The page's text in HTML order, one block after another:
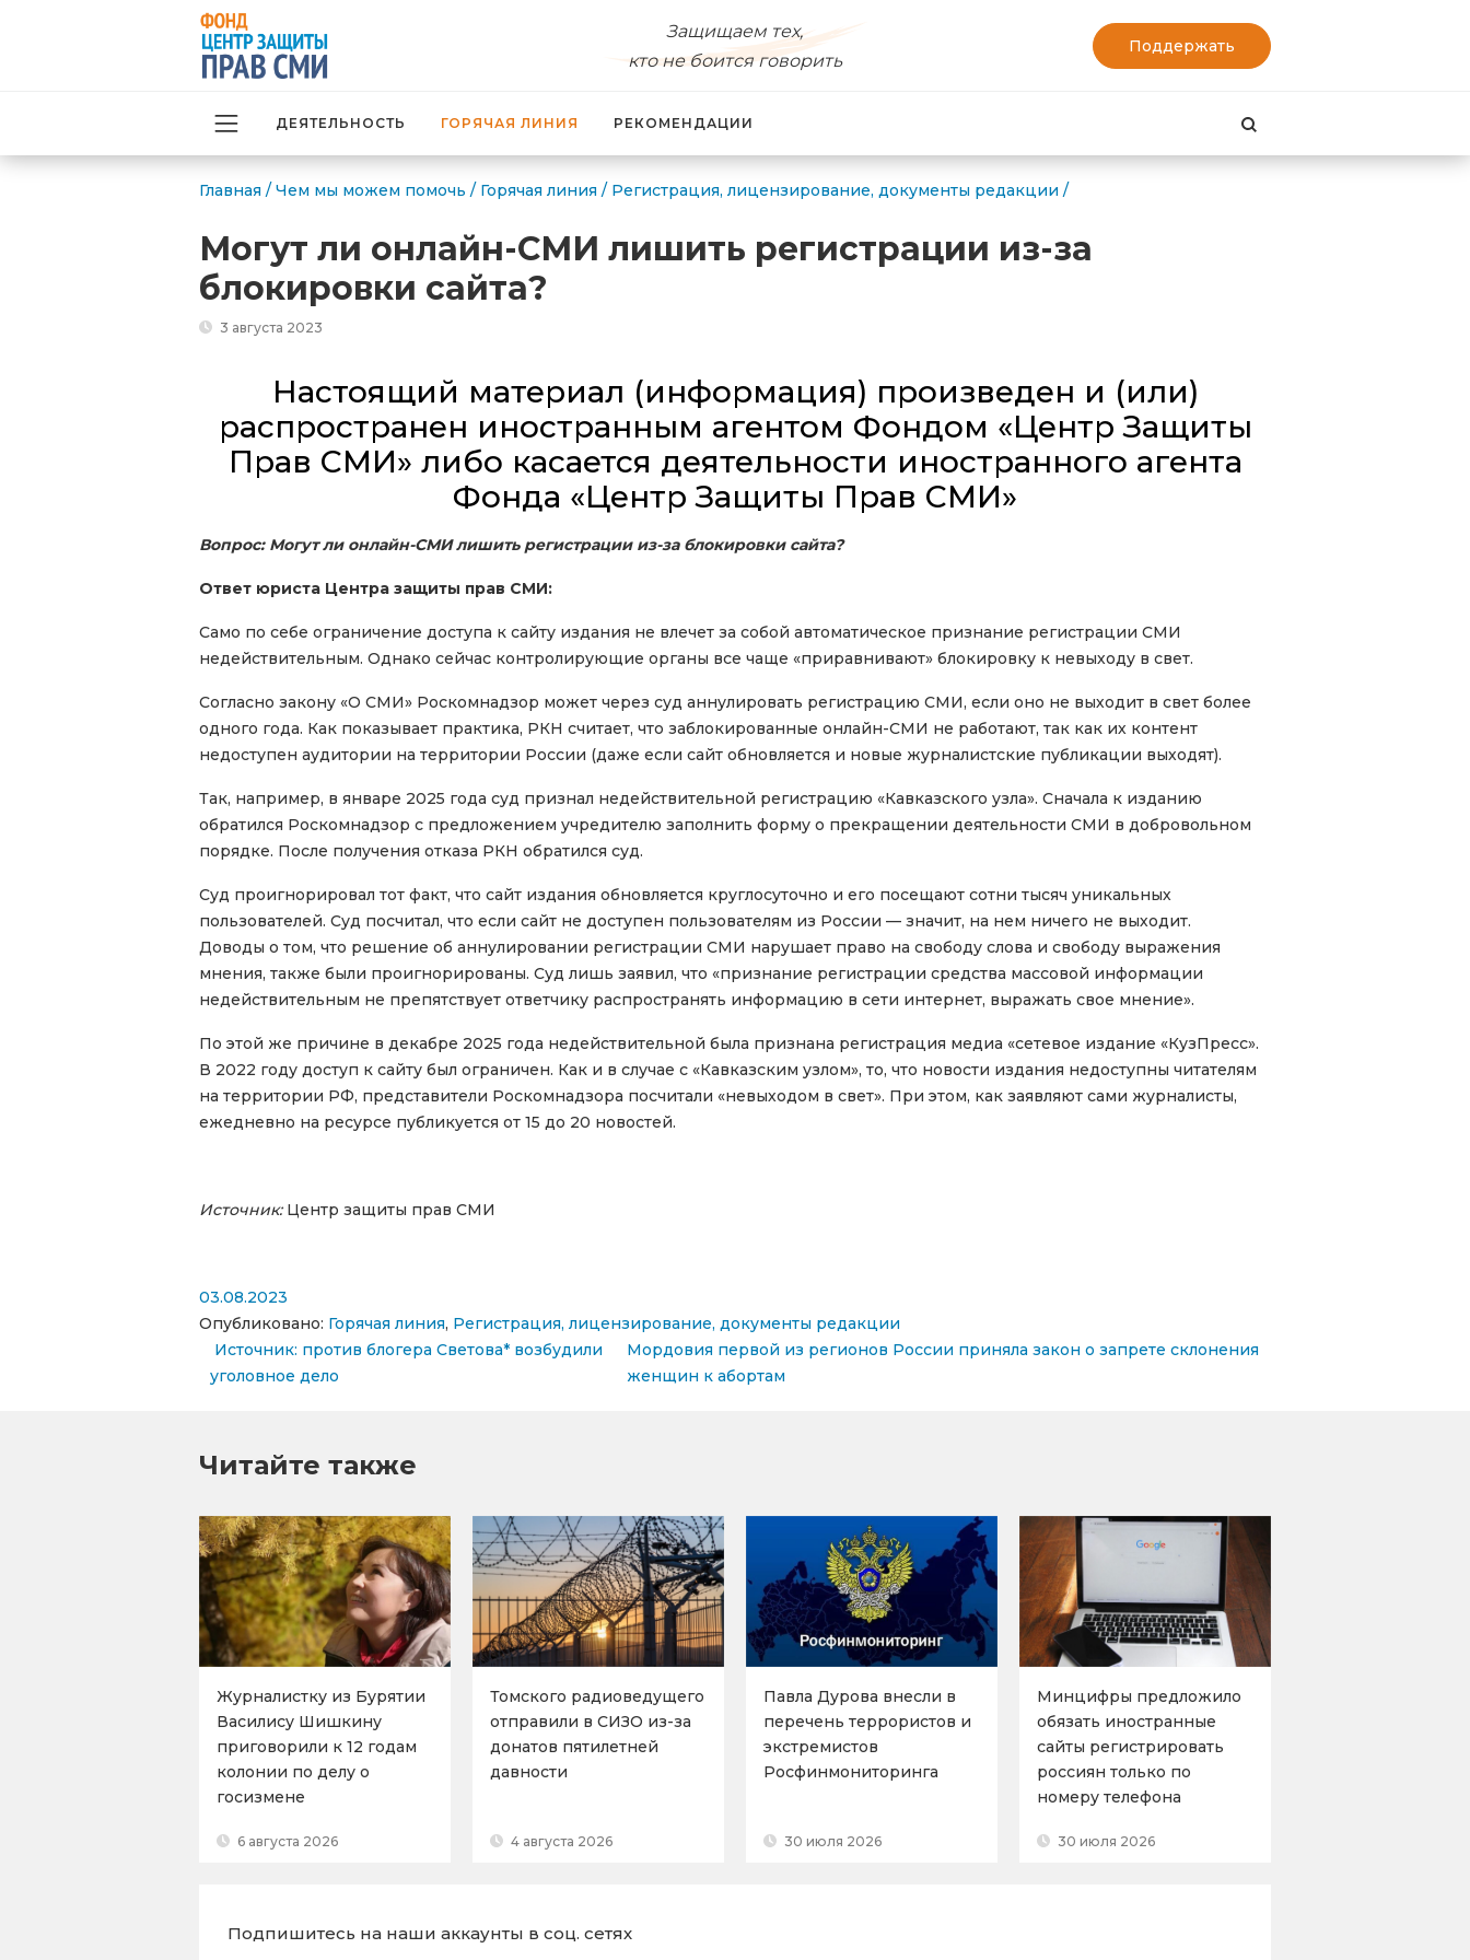
Защищаем тех,
кто не боится говорить
Поддержать
ДЕЯТЕЛЬНОСТЬ ГОРЯЧАЯ ЛИНИЯ РЕКОМЕНДАЦИИ Найти
Главная / Чем мы можем помочь / Горячая линия / Регистрация, лицензирование, документы редакции /
Могут ли онлайн-СМИ лишить регистрации из-за
блокировки сайта?
3 августа 2023
Настоящий материал (информация) произведен и (или)
распространен иностранным агентом Фондом «Центр Защиты
Прав СМИ» либо касается деятельности иностранного агента
Фонда «Центр Защиты Прав СМИ»
Вопрос: Могут ли онлайн-СМИ лишить регистрации из-за блокировки сайта?
Ответ юриста Центра защиты прав СМИ:
Само по себе ограничение доступа к сайту издания не влечет за собой автоматическое признание регистрации СМИ
недействительным. Однако сейчас контролирующие органы все чаще «приравнивают» блокировку к невыходу в свет.
Согласно закону «О СМИ» Роскомнадзор может через суд аннулировать регистрацию СМИ, если оно не выходит в свет более
одного года. Как показывает практика, РКН считает, что заблокированные онлайн-СМИ не работают, так как их контент
недоступен аудитории на территории России (даже если сайт обновляется и новые журналистские публикации выходят).
Так, например, в январе 2025 года суд признал недействительной регистрацию «Кавказского узла». Сначала к изданию
обратился Роскомнадзор с предложением учредителю заполнить форму о прекращении деятельности СМИ в добровольном
порядке. После получения отказа РКН обратился суд.
Суд проигнорировал тот факт, что сайт издания обновляется круглосуточно и его посещают сотни тысяч уникальных
пользователей. Суд посчитал, что если сайт не доступен пользователям из России — значит, на нем ничего не выходит.
Доводы о том, что решение об аннулировании регистрации СМИ нарушает право на свободу слова и свободу выражения
мнения, также были проигнорированы. Суд лишь заявил, что «признание регистрации средства массовой информации
недействительным не препятствует ответчику распространять информацию в сети интернет, выражать свое мнение».
По этой же причине в декабре 2025 года недействительной была признана регистрация медиа «сетевое издание «КузПресс».
В 2022 году доступ к сайту был ограничен. Как и в случае с «Кавказским узлом», то, что новости издания недоступны читателям
на территории РФ, представители Роскомнадзора посчитали «невыходом в свет». При этом, как заявляют сами журналисты,
ежедневно на ресурсе публикуется от 15 до 20 новостей.
Источник:Центр защиты прав СМИ
03.08.2023
Опубликовано: Горячая линия, Регистрация, лицензирование, документы редакции
Навигация по записям
Источник: против блогера Светова* возбудили
уголовное дело
Мордовия первой из регионов России приняла закон о запрете склонения
женщин к абортам
Читайте также
Журналистку из Бурятии
Василису Шишкину
приговорили к 12 годам
колонии по делу о
госизмене
6 августа 2026
Томского радиоведущего
отправили в СИЗО из-за
донатов пятилетней
давности
4 августа 2026
Павла Дурова внесли в
перечень террористов и
экстремистов
Росфинмониторинга
30 июля 2026
Минцифры предложило
обязать иностранные
сайты регистрировать
россиян только по
номеру телефона
30 июля 2026
Подпишитесь на наши аккаунты в соц. сетях